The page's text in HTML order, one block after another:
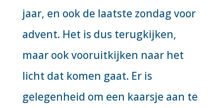
jaar, en ook de laatste zondag voor
advent. Het is dus terugkijken,
maar ook vooruitkijken naar het
licht dat komen gaat. Er is
gelegenheid om een kaarsje aan te